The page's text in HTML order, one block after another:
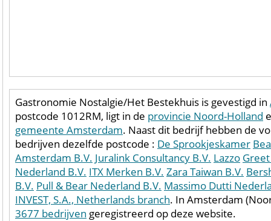
Gastronomie Nostalgie/Het Bestekhuis is gevestigd in
postcode 1012RM, ligt in de provincie Noord-Holland
gemeente Amsterdam. Naast dit bedrijf hebben de
bedrijven dezelfde postcode : De Sprookjeskamer
Amsterdam B.V. Juralink Consultancy B.V. Lazzo
Nederland B.V. ITX Merken B.V. Zara Taiwan B.V.
B.V. Pull & Bear Nederland B.V. Massimo Dutti
INVEST, S.A., Netherlands branch. In Amsterdam
3677 bedrijven geregistreerd op deze website.